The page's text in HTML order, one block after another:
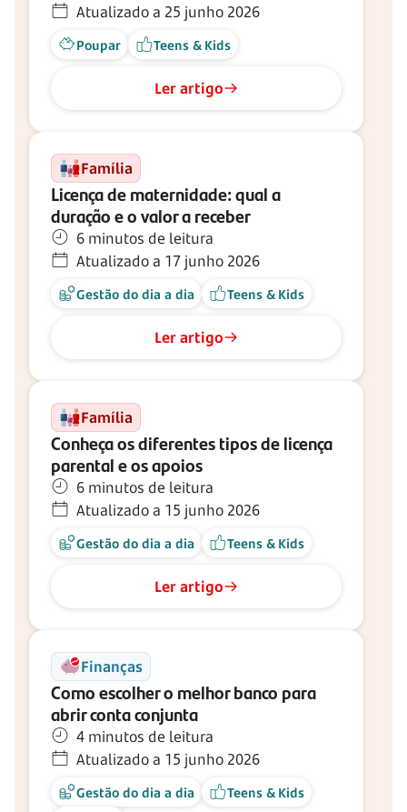
Atualizado a 25 junho 2026
Poupar Teens & Kids
Ler artigo
Família
Licença de maternidade: qual a
duração e o valor a receber
6 minutos de leitura
Atualizado a 17 junho 2026
Gestão do dia a dia Teens & Kids
Ler artigo
Família
Conheça os diferentes tipos de licença
parental e os apoios
6 minutos de leitura
Atualizado a 15 junho 2026
Gestão do dia a dia Teens & Kids
Ler artigo
Finanças
Como escolher o melhor banco para
abrir conta conjunta
4 minutos de leitura
Atualizado a 15 junho 2026
Gestão do dia a dia
Teens & Kids